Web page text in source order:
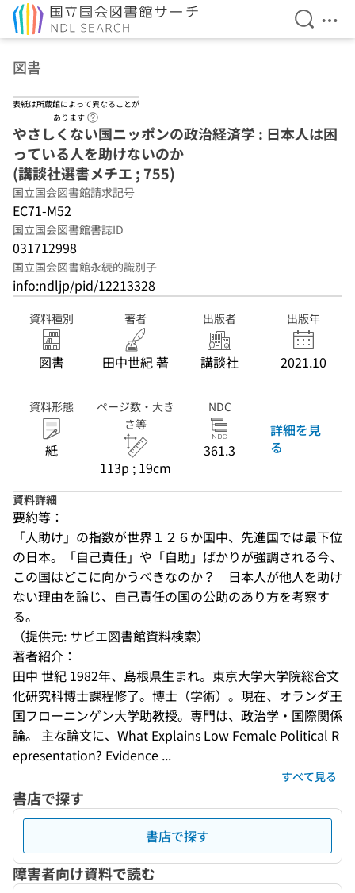
検索を
メ
図書
表紙は所蔵館によって異なることが
あります
やさしくない国ニッポンの政治経済学 : 日本人は困
っている人を助けないのか
(講談社選書メチエ ; 755)
国立国会図書館請求記号
EC71-M52
国立国会図書館書誌ID
031712998
国立国会図書館永続的識別子
info:ndljp/pid/12213328
資料種別
図書
著者
田中世紀 著
出版者
講談社
出版年
2021.10
資料形態
紙
ページ数・大き
さ等
113p ; 19cm
NDC
361.3
詳細を見
る
資料詳細
要約等：
「人助け」の指数が世界１２６か国中、先進国では最下位
の日本。「自己責任」や「自助」ばかりが強調される今、
この国はどこに向かうべきなのか？　日本人が他人を助け
ない理由を論じ、自己責任の国の公助のあり方を考察す
る。
（提供元: サピエ図書館資料検索）
著者紹介：
田中 世紀 1982年、島根県生まれ。東京大学大学院総合文
化研究科博士課程修了。博士（学術）。現在、オランダ王
国フローニンゲン大学助教授。専門は、政治学・国際関係
論。 主な論文に、What Explains Low Female Political R
epresentation? Evidence ...
すべて見る
書店で探す
書店で探す
障害者向け資料で読む